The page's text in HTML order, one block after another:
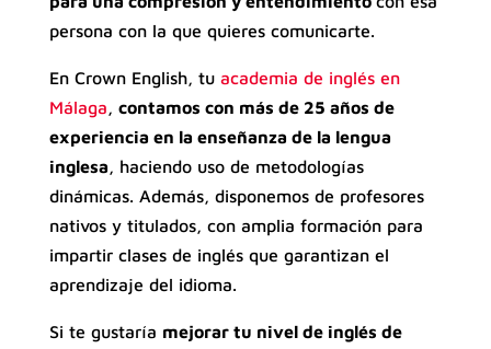
persona con la que quieres comunicarte.
En Crown English, tu academia de inglés en
Málaga, contamos con más de 25 años de
experiencia en la enseñanza de la lengua
inglesa, haciendo uso de metodologías
dinámicas. Además, disponemos de profesores
nativos y titulados, con amplia formación para
impartir clases de inglés que garantizan el
aprendizaje del idioma.
Si te gustaría mejorar tu nivel de inglés de